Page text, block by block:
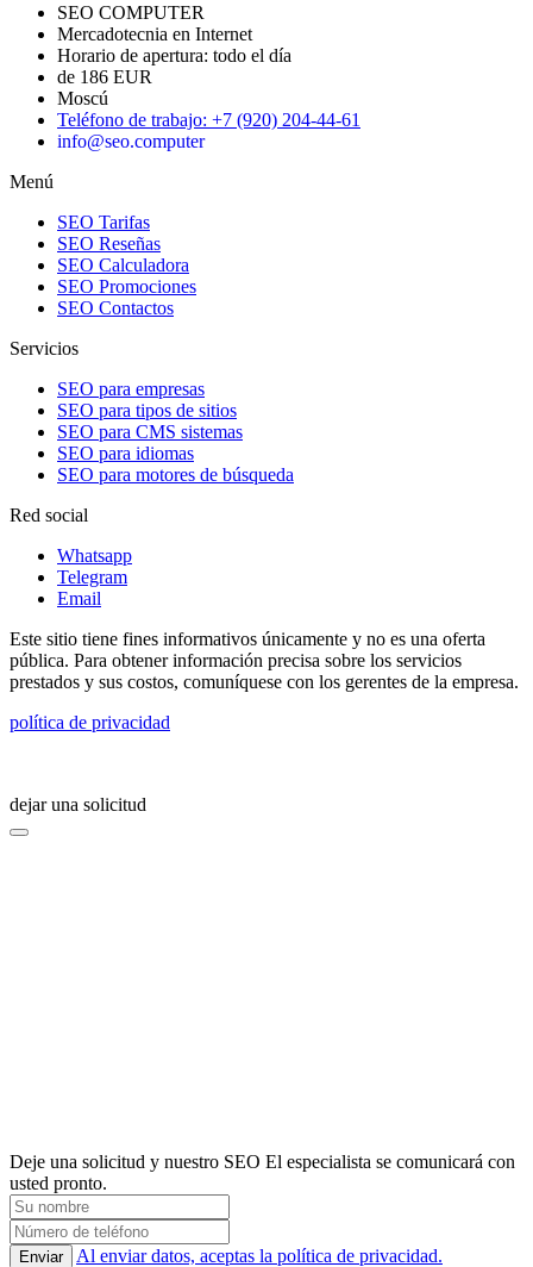
SEO COMPUTER
Mercadotecnia en Internet
Horario de apertura: todo el día
de 186 EUR
Moscú
Teléfono de trabajo: +7 (920) 204-44-61
info@seo.computer
Menú
SEO Tarifas
SEO Reseñas
SEO Calculadora
SEO Promociones
SEO Contactos
Servicios
SEO para empresas
SEO para tipos de sitios
SEO para CMS sistemas
SEO para idiomas
SEO para motores de búsqueda
Red social
Whatsapp
Telegram
Email
Este sitio tiene fines informativos únicamente y no es una oferta
pública. Para obtener información precisa sobre los servicios
prestados y sus costos, comuníquese con los gerentes de la empresa.
política de privacidad
dejar una solicitud
Deje una solicitud y nuestro SEO El especialista se comunicará con
usted pronto.
Enviar
Al enviar datos, aceptas la política de privacidad.